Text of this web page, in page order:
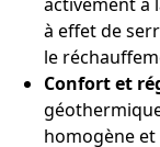
à effet de
le
Confort et
homogène